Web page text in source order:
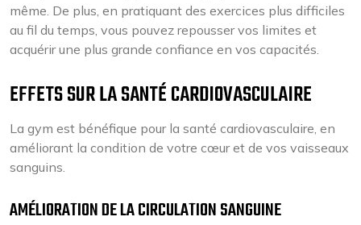
même. De plus, en pratiquant des exercices plus difficiles
au fil du temps, vous pouvez repousser vos limites et
acquérir une plus grande confiance en vos capacités.
EFFETS SUR LA SANTÉ CARDIOVASCULAIRE
La gym est bénéfique pour la santé cardiovasculaire, en
améliorant la condition de votre cœur et de vos vaisseaux
sanguins.
AMÉLIORATION DE LA CIRCULATION SANGUINE